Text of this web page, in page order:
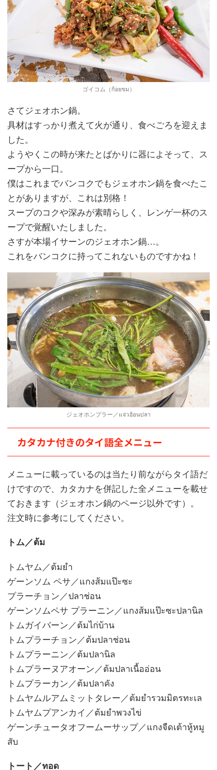
ゴイコム（ก้อยขม）
さてジェオホン鍋。
具材はすっかり煮えて火が通り、食べごろを迎えま
した。
ようやくこの時が来たとばかりに器によそって、ス
ープから一口。
僕はこれまでバンコクでもジェオホン鍋を食べたこ
とがありますが、これは別格！
スープのコクや深みが素晴らしく、レンゲ一杯のス
ープで覚醒いたしました。
さすが本場イサーンのジェオホン鍋…。
これをバンコクに持ってこれないものですかね！
ジェオホンプラー／แจ่วฮ้อนปลา
カタカナ付きのタイ語全メニュー
メニューに載っているのは当たり前ながらタイ語だ
けですので、カタカナを併記した全メニューを載せ
ておきます（ジェオホン鍋のページ以外です）。
注文時に参考にしてください。
トム／ต้ม
トムヤム／ต้มยำ
ゲーンソム ペサ／แกงส้มแป๊ะซะ
プラーチョン／ปลาช่อน
ゲーンソムペサ プラーニン／แกงส้มแป๊ะซะปลานิล
トムガイバーン／ต้มไก่บ้าน
トムプラーチョン／ต้มปลาช่อน
トムプラーニン／ต้มปลานิล
トムプラーヌアオーン／ต้มปลาเนื้ออ่อน
トムプラーカン／ต้มปลาคัง
トムヤムルアムミットタレー／ต้มยำรวมมิตรทะเล
トムヤムプアンカイ／ต้มยำพวงไข่
ゲーンチュータオフームーサップ／แกงจืดเต้าหู้หมู
สับ
トート／ทอด